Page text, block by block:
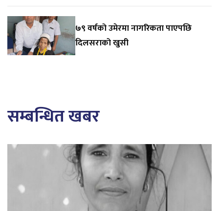
७९ वर्षको उमेरमा नागरिकता पाएपछि
दिलसराको खुसी
सम्बन्धित खबर